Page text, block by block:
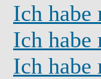
Ich habe
Ich
Ich